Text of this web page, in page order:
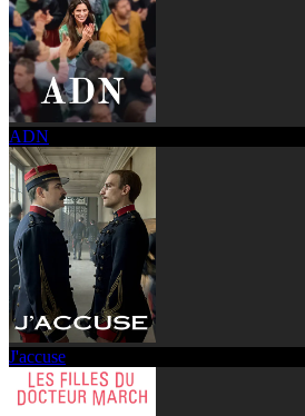
ADN
J'accuse